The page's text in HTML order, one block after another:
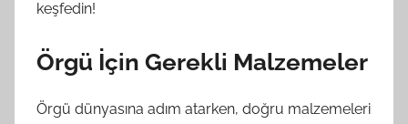
keşfedin!
Örgü İçin Gerekli Malzemeler
Örgü dünyasına adım atarken, doğru malzemeleri